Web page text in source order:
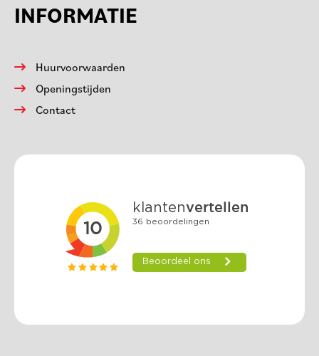
INFORMATIE
Huurvoorwaarden
Openingstijden
Contact